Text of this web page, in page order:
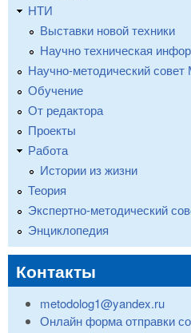
НТИ
Выставки новой техники
Научно техническая
Научно-методический
Обучение
От редактора
Проекты
Работа
Истории из жизни
Теория
Экспертно-методический
Энциклопедия
Контакты
metodolog1@yandex.ru
Онлайн форма отправки